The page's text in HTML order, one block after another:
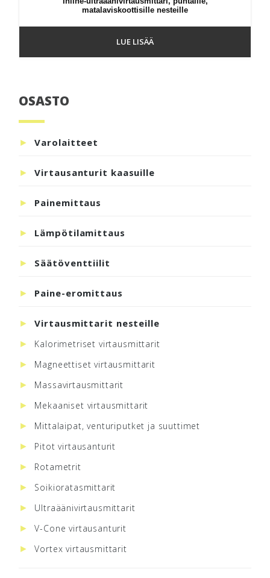
matalaviskoottisille nesteille
LUE LISÄÄ
Ensisijainen
sivupalkki
OSASTO
Varolaitteet
Virtausanturit kaasuille
Painemittaus
Lämpötilamittaus
Säätöventtiilit
Paine-eromittaus
Virtausmittarit nesteille
Kalorimetriset virtausmittarit
Magneettiset virtausmittarit
Massavirtausmittarit
Mekaaniset virtausmittarit
Mittalaipat, venturiputket ja suuttimet
Pitot virtausanturit
Rotametrit
Soikioratasmittarit
Ultraäänivirtausmittarit
V-Cone virtausanturit
Vortex virtausmittarit